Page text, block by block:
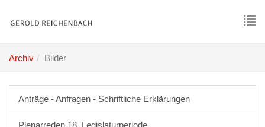
Archiv Bilder
Anträge - Anfragen - Schriftliche Erklärungen
Plenarreden 18. Legislaturperiode